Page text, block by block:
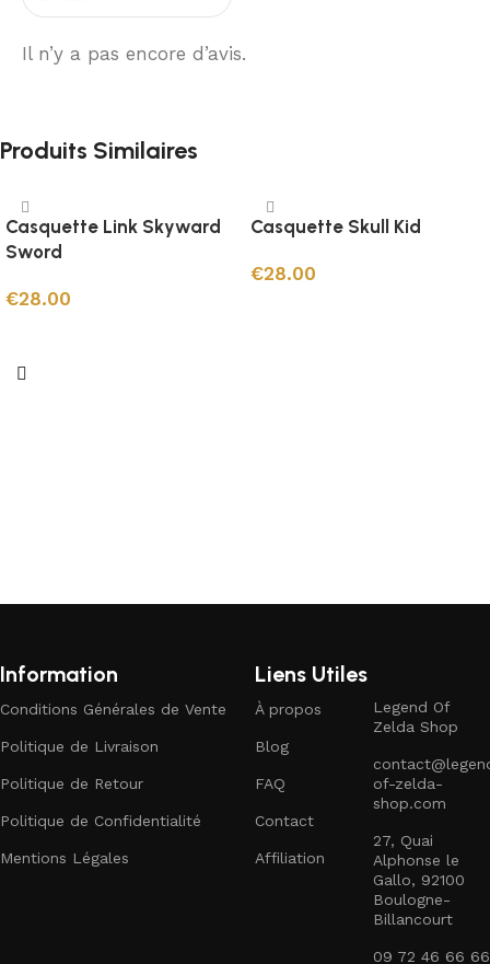
Il n’y a pas encore d’avis.
Produits Similaires
Casquette Link Skyward
Sword
€28.00
Casquette Skull Kid
€28.00
Information
Conditions Générales de Vente
Politique de Livraison
Politique de Retour
Politique de Confidentialité
Mentions Légales
Liens Utiles
À propos
Blog
FAQ
Contact
Affiliation
Legend Of
Zelda Shop
of-zelda-
shop.com
27, Quai
Alphonse le
Gallo, 92100
Boulogne-
Billancourt
09 72 46 66 66